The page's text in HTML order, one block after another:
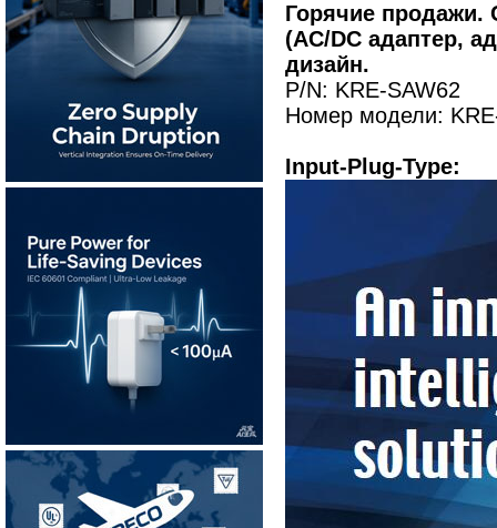
Горячие продажи.
(AC/DC адаптер,
дизайн.
P/N: KRE-SAW62
Номер модели:
Input-Plug-Type: